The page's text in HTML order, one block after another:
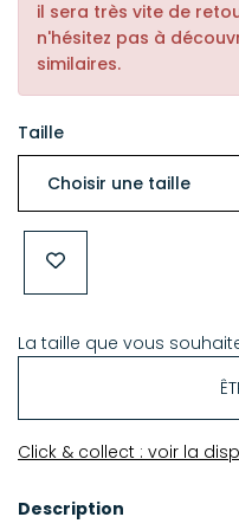
il sera très vite de
n'hésitez pas à
similaires.
Taille
La taille que vous
Click & collect : voir la
Description